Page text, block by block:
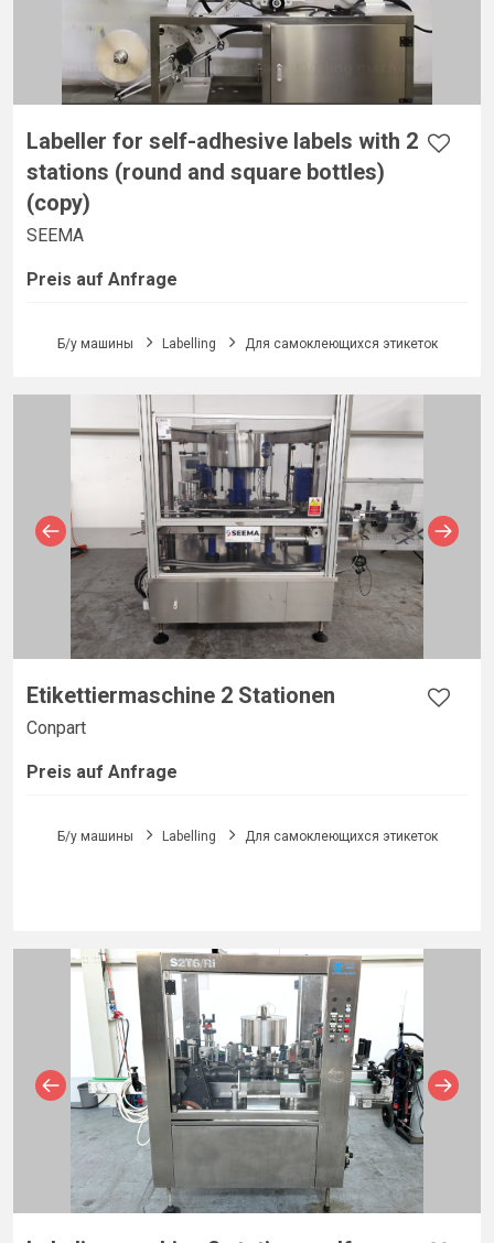
Labeller for self-adhesive labels with 2
stations (round and square bottles)
(copy)
SEEMA
Preis auf Anfrage
Б/у машины Labelling Для самоклеющихся этикеток
Etikettiermaschine 2 Stationen
Conpart
Preis auf Anfrage
Б/у машины Labelling Для самоклеющихся этикеток